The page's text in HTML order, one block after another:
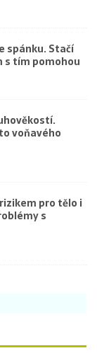
spánku. Stačí
s tím pomohou
voňavého
pro tělo i
s